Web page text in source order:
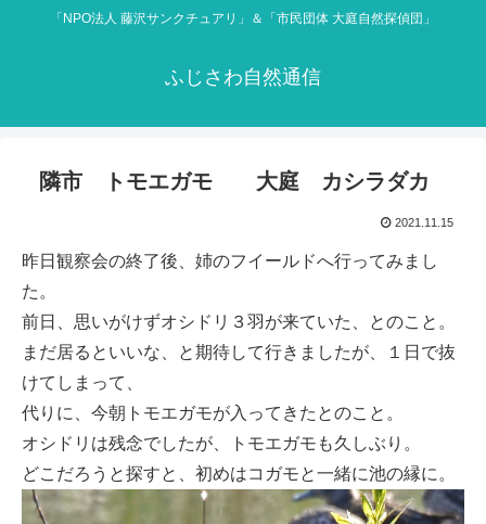
「NPO法人 藤沢サンクチュアリ」＆「市民団体 大庭自然探偵団」
ふじさわ自然通信
隣市 トモエガモ 大庭 カシラダカ
2021.11.15
昨日観察会の終了後、姉のフイールドへ行ってみまし
た。
前日、思いがけずオシドリ３羽が来ていた、とのこと。
まだ居るといいな、と期待して行きましたが、１日で抜
けてしまって、
代りに、今朝トモエガモが入ってきたとのこと。
オシドリは残念でしたが、トモエガモも久しぶり。
どこだろうと探すと、初めはコガモと一緒に池の縁に。